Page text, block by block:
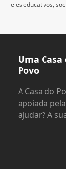
eles educativos,
Uma
Povo
A Casa do
apoiada
ajudar? A